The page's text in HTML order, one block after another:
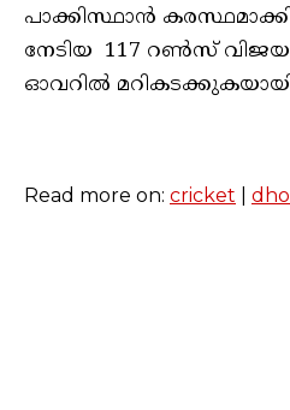
പാക്കിസ്ഥാൻ
നേടിയ 117 റണ്‍സ്
ഓവറില്‍
Read more on: cricket